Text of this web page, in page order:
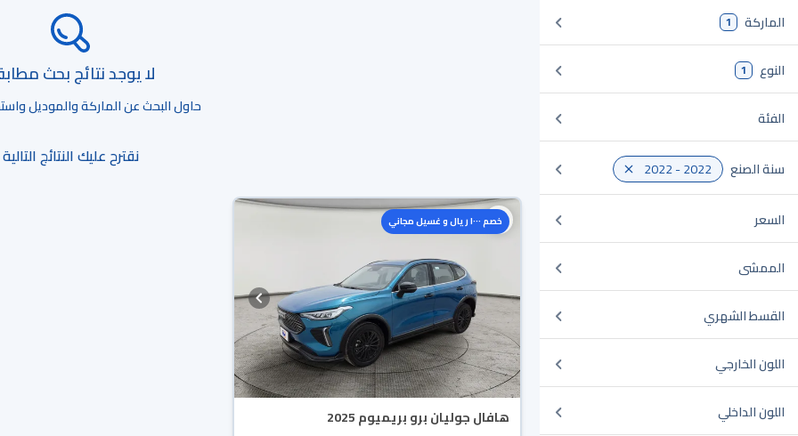
الماركة 1
النوع 1
الفئة
سنة الصنع 2022 - 2022
السعر
الممشى
القسط الشهري
اللون الخارجي
اللون الداخلي
لا يوجد نتائج بحث
حاول البحث عن الماركة والموديل
نقترح عليك النتائج التالية
خصم ١٠٠٠ ريال و غسيل مجاني
هافال جوليان برو بريميوم 2025